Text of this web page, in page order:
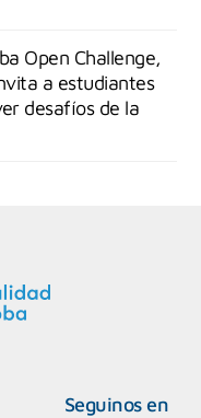
Open Challenge,
a estudiantes
desafíos de la
Seguinos en